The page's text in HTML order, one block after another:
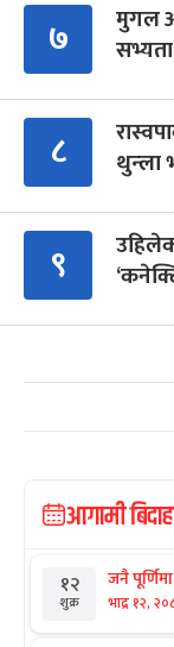
७
मुगल
८
थुन्ला
९
आगामी
१२
शुक्र
जनै पूर्णिमा
भाद्र १२,